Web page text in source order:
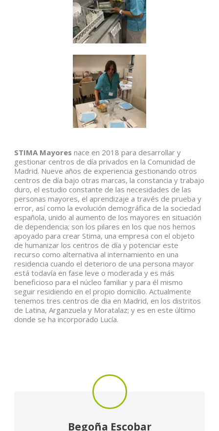
STIMA Mayores nace en 2018 para desarrollar y
gestionar centros de día privados en la Comunidad de
Madrid. Nueve años de experiencia gestionando otros
centros de día bajo otras marcas, la constancia y trabajo
duro, el estudio constante de las necesidades de las
personas mayores, el aprendizaje a través de prueba y
error, así como la evolución demográfica de la sociedad
española, unido al aumento de los mayores en situación
de dependencia; son los pilares en los que nos hemos
apoyado para crear Stima, una empresa con el objeto
de humanizar los centros de día y potenciar este
recurso como alternativa al internamiento en una
residencia cuando el deterioro de una persona mayor
está todavía en fase leve o moderada y es más
beneficioso para el núcleo familiar y para él mismo
seguir residiendo en el propio domicilio. Actualmente
tenemos tres centros de dia en Madrid, en los distritos
de Latina, Arganzuela y Moratalaz; y es en este último
donde se ha incorporado Lucía.
Begoña Escobar